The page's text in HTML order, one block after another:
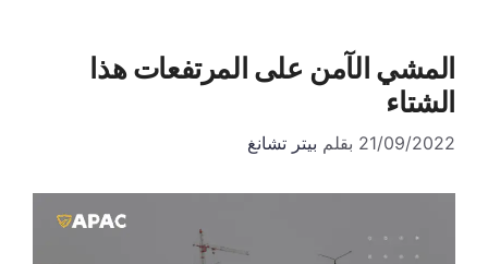
المشي الآمن على المرتفعات هذا
الشتاء
21/09/2022 بقلم بيتر تشانغ